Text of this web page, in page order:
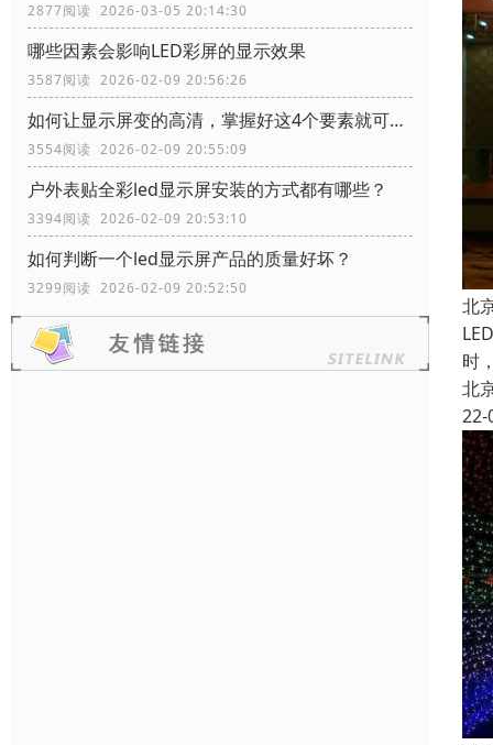
2877阅读 2026-03-05 20:14:30
哪些因素会影响LED彩屏的显示效果
3587阅读 2026-02-09 20:56:26
如何让显示屏变的高清，掌握好这4个要素就可以了
3554阅读 2026-02-09 20:55:09
户外表贴全彩led显示屏安装的方式都有哪些？
3394阅读 2026-02-09 20:53:10
如何判断一个led显示屏产品的质量好坏？
3299阅读 2026-02-09 20:52:50
北
时
北
22-